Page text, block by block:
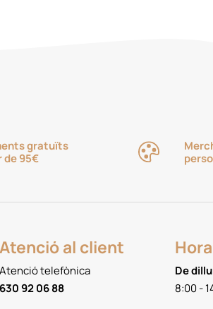
gratuïts
de 95€
Atenció al client
Atenció telefònica
630 92 06 88
De
8:00 -